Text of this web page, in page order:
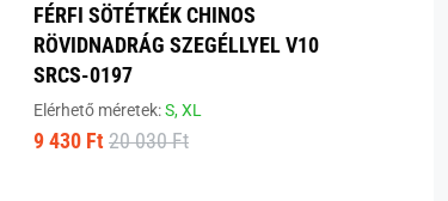
FÉRFI SÖTÉTKÉK CHINOS
RÖVIDNADRÁG SZEGÉLLYEL V10
SRCS-0197
Elérhető méretek:S,XL
9 430 Ft 20 030 Ft